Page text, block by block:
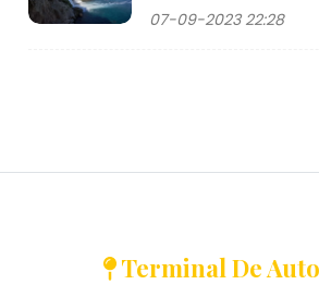
07-09-2023 22:28
Terminal De